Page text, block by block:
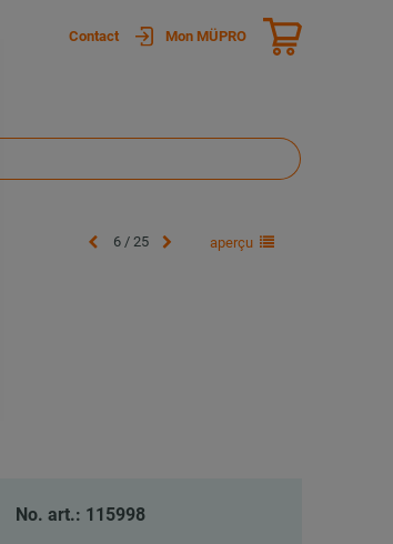
Contact Mon MÜPRO
6 / 25 aperçu
No. art.: 115998